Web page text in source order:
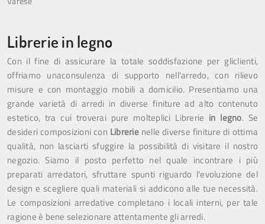
Librerie in legno
Con il fine di assicurare la totale soddisfazione per gliclienti,
offriamo unaconsulenza di supporto nell'arredo, con rilievo
misure e con montaggio mobili a domicilio. Presentiamo una
grande varietà di arredi in diverse finiture ad alto contenuto
estetico, tra cui troverai pure molteplici Librerie in legno. Se
desideri composizioni con Librerienelle diverse finiture di ottima
qualità, non lasciarti sfuggire la possibilità di visitare il nostro
negozio. Siamo il posto perfetto nel quale incontrare i più
preparati arredatori, sfruttare spunti riguardo l'evoluzione del
design e scegliere quali materiali si addicono alle tue necessità.
Le composizioni arredative completano i locali interni, per tale
ragione è bene selezionare attentamente gli arredi.